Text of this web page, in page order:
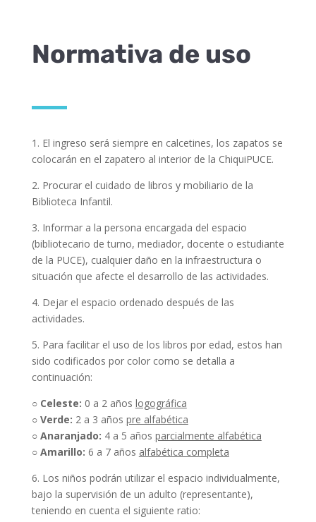
Normativa de uso
1. El ingreso será siempre en calcetines, los zapatos se
colocarán en el zapatero al interior de la ChiquiPUCE.
2. Procurar el cuidado de libros y mobiliario de la
Biblioteca Infantil.
3. Informar a la persona encargada del espacio
(bibliotecario de turno, mediador, docente o estudiante
de la PUCE), cualquier daño en la infraestructura o
situación que afecte el desarrollo de las actividades.
4. Dejar el espacio ordenado después de las
actividades.
5. Para facilitar el uso de los libros por edad, estos han
sido codificados por color como se detalla a
continuación:
○ Celeste: 0 a 2 años logográfica
○ Verde: 2 a 3 años pre alfabética
○ Anaranjado: 4 a 5 años parcialmente alfabética
○ Amarillo: 6 a 7 años alfabética completa
6. Los niños podrán utilizar el espacio individualmente,
bajo la supervisión de un adulto (representante),
teniendo en cuenta el siguiente ratio: